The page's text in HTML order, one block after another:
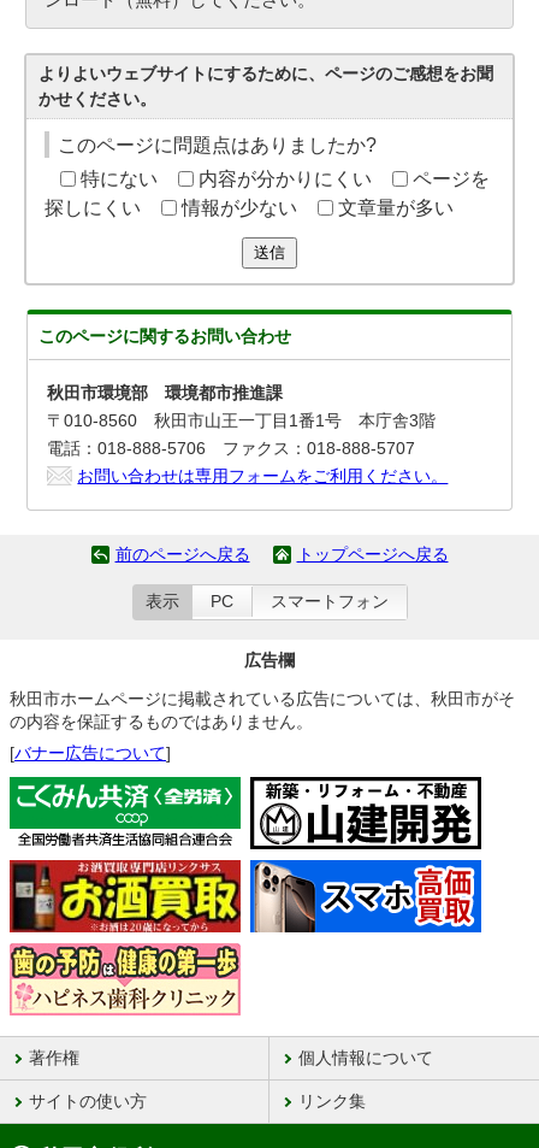
よりよいウェブサイトにするために、ページのご感想をお聞
かせください。
このページに問題点はありましたか?
特にない
内容が分かりにくい
ページを
探しにくい
情報が少ない 文章量が多い
送信
このページに関するお問い合わせ
秋田市環境部 環境都市推進課
〒010-8560 秋田市山王一丁目1番1号 本庁舎3階
電話：018-888-5706 ファクス：018-888-5707
お問い合わせは専用フォームをご利用ください。
前のページへ戻る トップページへ戻る
表示 PC スマートフォン
広告欄
秋田市ホームページに掲載されている広告については、秋田市がそ
の内容を保証するものではありません。
[バナー広告について]
著作権 個人情報について
サイトの使い方 リンク集